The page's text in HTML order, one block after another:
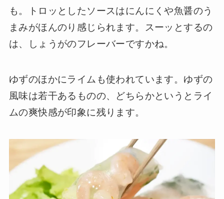
も。トロッとしたソースはにんにくや魚醤のう
まみがほんのり感じられます。スーッとするの
は、しょうがのフレーバーですかね。
ゆずのほかにライムも使われています。ゆずの
風味は若干あるものの、どちらかというとライ
ムの爽快感が印象に残ります。